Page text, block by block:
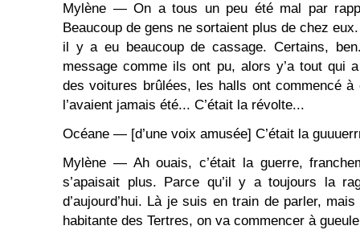
Mylène — On a tous un peu été mal par
Beaucoup de gens ne sortaient plus de chez eux.
il y a eu beaucoup de cassage. Certains,
message comme ils ont pu, alors y’a tout qui
des voitures brûlées, les halls ont commencé à
l’avaient jamais été... C’était la révolte...
Océane — [d’une voix amusée] C’était la
Mylène — Ah ouais, c’était la guerre,
s’apaisait plus. Parce qu’il y a toujours la
d’aujourd’hui. Là je suis en train de parler,
habitante des Tertres, on va commencer à